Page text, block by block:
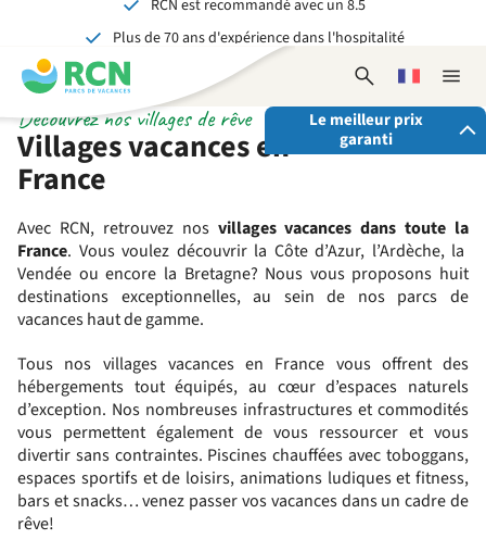
contenu
de
l'en-
tête
contenu
principal
contenu
du
pied
de
page
Plus de 70 ans d'expérience dans l'hospitalité
Inoubliable pour petits et grands
la
Ouvrir
le
formulaire
de
recherche
Choisissez
une
langue
Le meilleur prix
garanti
En réservant via RCN, vous avez:
✓ La garantie du meilleur prix
✓ Des avantages exclusifs
✓ Un contact personnalisé
Voir tous les avantages
Villages vacances en
France
Découvrez nos villages de rêve
Avec RCN, retrouvez nos villages vacancesdans toute la
France. Vous voulez découvrir la Côte d’Azur, l’Ardèche, la
Vendée ou encore la Bretagne? Nous vous proposons huit
destinations exceptionnelles, au sein de nos parcs de
vacances haut de gamme.
Tous nos villages vacances en France vous offrent des
hébergements tout équipés, au cœur d’espaces naturels
d’exception. Nos nombreuses infrastructures et commodités
vous permettent également de vous ressourcer et vous
divertir sans contraintes. Piscines chauffées avec toboggans,
espaces sportifs et de loisirs, animations ludiques et fitness,
bars et snacks… venez passer vos vacances dans un cadre de
rêve!